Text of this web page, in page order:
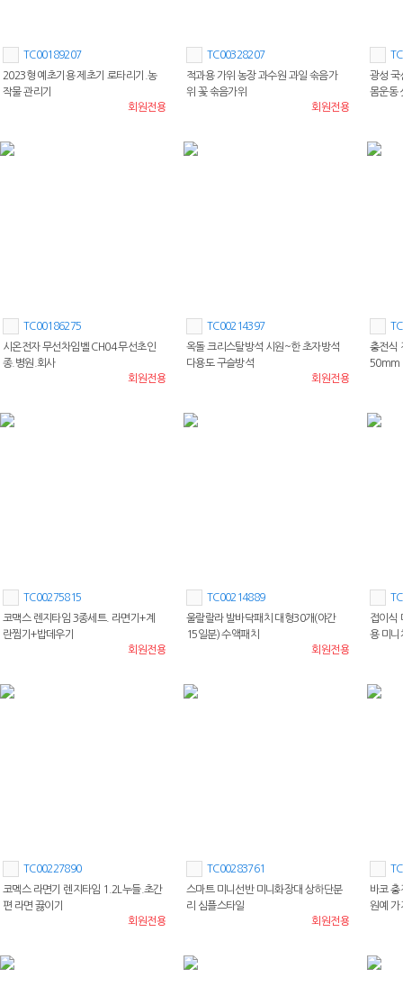
TC00189207
2023형 예초기용 제초기 로타리기.농
작물 관리기
회원전용
TC00328207
적과용 가위 농장 과수원 과일 솎음가
위 꽃 솎음가위
회원전용
광성 국
몸운동
TC00186275
시온전자 무선차임벨 CH04 무선초인
종.병원.회사
회원전용
TC00214397
옥돌 크리스탈방석 시원~한 초자방석
다용도 구슬방석
회원전용
충전식
50mm
TC00275815
코맥스 렌지타임 3종세트. 라면기+계
란찜기+밥데우기
회원전용
TC00214889
울랄랄라 발바닥패치 대형30개(야간
15일분) 수액패치
회원전용
접이식
용 미니
TC00227890
코멕스 라면기 렌지타임 1.2L누들.초간
편 라면 끓이기
회원전용
TC00283761
스마트 미니선반 미니화장대 상하단분
리 심플스타일
회원전용
바코 충
원예 가